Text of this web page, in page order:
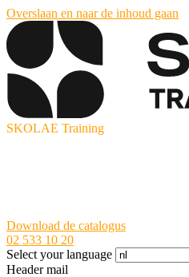
Overslaan en naar de inhoud gaan
SKOLAE Training
Download de catalogus
02 533 10 20
Select your language
Header mail